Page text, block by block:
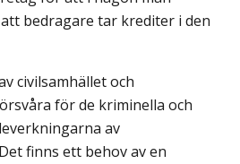
bedragare tar krediter i den
civilsamhället och
för de kriminella och
av
finns ett behov av en